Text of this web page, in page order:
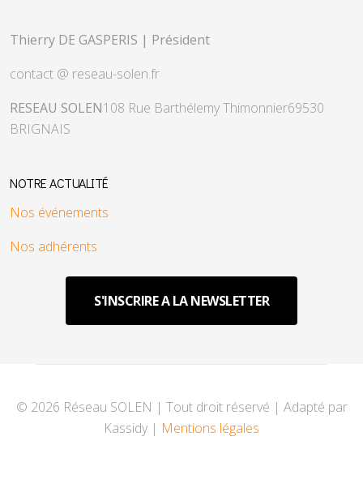
Thierry DE GASPERIS | Président
contact @ reseau-solen.fr
RESEAU SOLEN108 Rue Barthélemy Thimonnier69530
BRIGNAIS
NOTRE ACTUALITÉ
Nos événements
Nos adhérents
S'INSCRIRE A LA NEWSLETTER
© 2026 Réseau SOLEN | Tout droit réservé | Adapté par
Kassidy | Mentions légales